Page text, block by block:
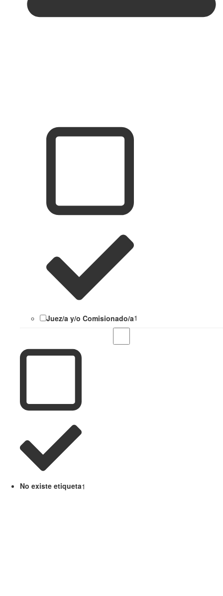
Juez/a y/o Comisionado/a1
No existe etiqueta1